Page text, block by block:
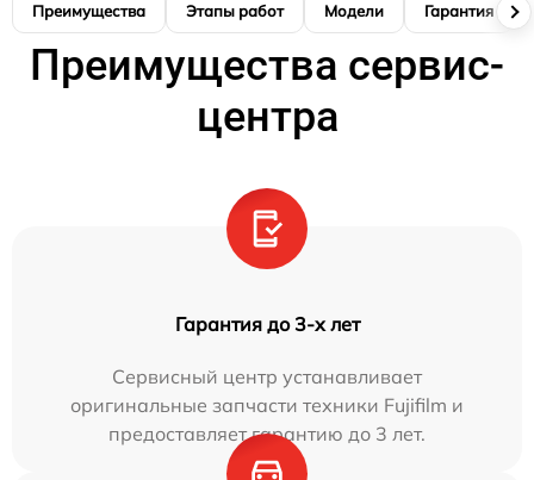
Преимущества Этапы работ Модели Гарантия
Преимущества сервис-
центра
Гарантия до 3-х лет
Сервисный центр устанавливает
оригинальные запчасти техники Fujifilm и
предоставляет гарантию до 3 лет.